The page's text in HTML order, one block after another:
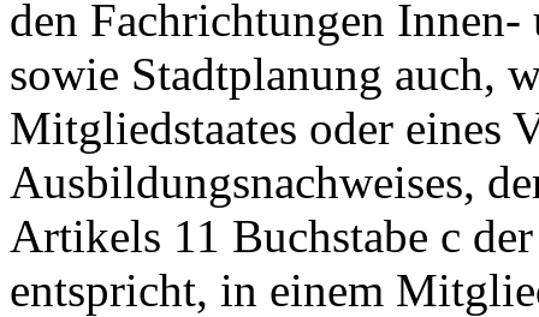
den Fachrichtungen
sowie Stadtplanung auch,
Mitgliedstaates oder eines
Ausbildungsnachweises,
Artikels 11 Buchstabe c
entspricht, in einem